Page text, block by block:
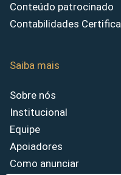
Conteúdo patrocinado
Contabilidades
Saiba mais
Sobre nós
Institucional
Equipe
Apoiadores
Como anunciar